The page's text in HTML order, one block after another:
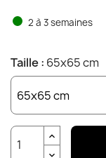
2 à 3 semaines
Taille : 65x65 cm